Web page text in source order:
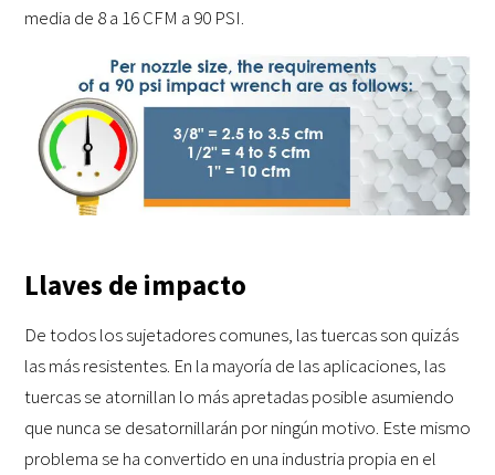
media de 8 a 16 CFM a 90 PSI.
Llaves de impacto
De todos los sujetadores comunes, las tuercas son quizás
las más resistentes. En la mayoría de las aplicaciones, las
tuercas se atornillan lo más apretadas posible asumiendo
que nunca se desatornillarán por ningún motivo. Este mismo
problema se ha convertido en una industria propia en el